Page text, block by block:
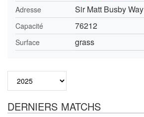
Adresse Sir Matt Busby Way
Capacité 76212
Surface grass
DERNIERS MATCHS